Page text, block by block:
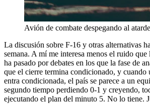
Avión de combate despegando al
La discusión sobre F-16 y otras alternativas
semana. A mí me interesa menos el ruido que
ha pasado por debates en los que la fase de
que el cierre termina condicionado, y cuando
entra condicionada, el país se parece a un
segundo tiempo perdiendo 0-1 y creyendo,
ejecutando el plan del minuto 5. No lo tiene.